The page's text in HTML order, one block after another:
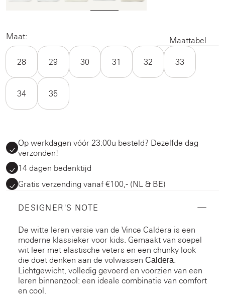
Maat: Maattabel
28 29 30 31 32 33
34 35
Op werkdagen vóór 23:00u besteld? Dezelfde dag
verzonden!
14 dagen bedenktijd
Gratis verzending vanaf €100,- (NL & BE)
DESIGNER'S NOTE
De witte leren versie van de Vince Caldera is een
moderne klassieker voor kids. Gemaakt van soepel
wit leer met elastische veters en een chunky look
die doet denken aan de volwassen Caldera
Lichtgewicht, volledig gevoerd en voorzien van een
leren binnenzool: een ideale combinatie van comfort
en cool.